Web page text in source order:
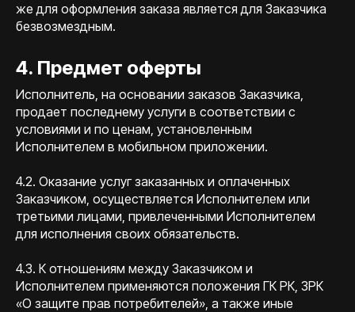
же для оформления заказа является для Заказчика
безвозмездным.
4. Предмет оферты
Исполнитель, на основании заказов Заказчика,
продает последнему услуги в соответствии с
условиями и по ценам, установленным
Исполнителем в мобильном приложении.
4.2. Оказание услуг заказанных и оплаченных
Заказчиком, осуществляется Исполнителем или
третьими лицами, привлеченными Исполнителем
для исполнения своих обязательств.
4.3. К отношениям между Заказчиком и
Исполнителем применяются положения ГК РК, ЗРК
«О защите прав потребителей», а также иные